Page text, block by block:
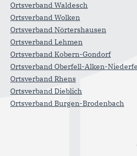
Ortsverband Waldesch
Ortsverband Wolken
Ortsverband Nörtershausen
Ortsverband Lehmen
Ortsverband Kobern-Gondorf
Ortsverband Oberfell-Alken-
Ortsverband Rhens
Ortsverband Dieblich
Ortsverband Burgen-Brodenbach